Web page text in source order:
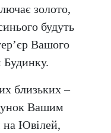
золото,
будуть
Вашого
близьких –
Вашим
на Ювілей,